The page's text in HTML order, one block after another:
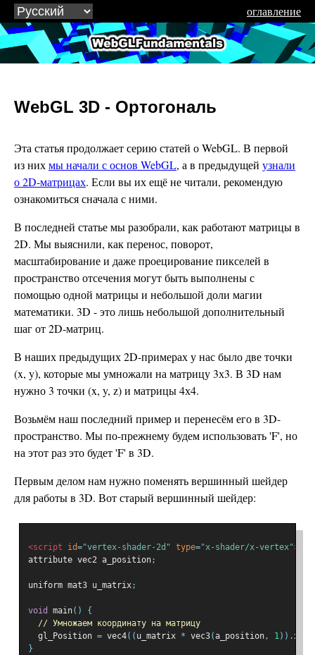
оглавление
WebGLFundamentals.org
WebGL 3D - Ортогональ
Эта статья продолжает серию статей о WebGL. В первой
из нихмы начали с основ WebGL, а в предыдущей узнали
о 2D-матрицах. Если вы их ещё не читали, рекомендую
ознакомиться сначала с ними.
В последней статье мы разобрали, как работают матрицы в
2D. Мы выяснили, как перенос, поворот,
масштабирование и даже проецирование пикселей в
пространство отсечения могут быть выполнены с
помощью одной матрицы и небольшой доли магии
математики. 3D - это лишь небольшой дополнительный
шаг от 2D-матриц.
В наших предыдущих 2D-примерах у нас было две точки
(x, y), которые мы умножали на матрицу 3х3. В 3D нам
нужно 3 точки (x, y, z) и матрицы 4х4.
Возьмём наш последний пример и перенесём его в 3D-
пространство. Мы по-прежнему будем использовать 'F', но
на этот раз это будет 'F' в 3D.
Первым делом нам нужно поменять вершинный шейдер
для работы в 3D. Вот старый вершинный шейдер:
<script id="vertex-shader-2d" type="x-shader/x-vertex">
attribute vec2 a_position;
uniform mat3 u_matrix;
void main()
{
// Умножаем координату на матрицу
  gl_Position
= vec4(( u_matrix * vec3(a_position, 1)).xy
}